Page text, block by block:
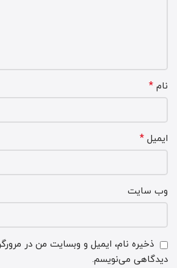
نام *
ایمیل *
وب‌ سایت
ذخیره نام، ایمیل و وبسایت من در
دیدگاهی می‌نویسم.